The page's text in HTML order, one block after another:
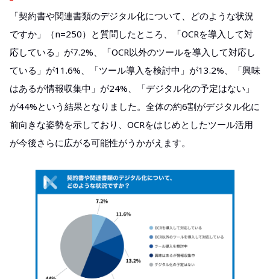
「契約書や関連書類のデジタル化について、どのような状況
ですか」（n=250）と質問したところ、「OCRを導入して対
応している」が7.2%、「OCR以外のツールを導入して対応し
ている」が11.6%、「ツール導入を検討中」が13.2%、「興味
はあるが情報収集中」が24%、「デジタル化の予定はない」
が44%という結果となりました。全体の約6割がデジタル化に
前向きな姿勢を示しており、OCRをはじめとしたツール活用
が今後さらに広がる可能性がうかがえます。